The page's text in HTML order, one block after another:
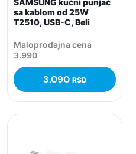
SAMSUNG kućni punjač
sa kablom od 25W
T2510, USB-C, Beli
Maloprodajna cena
3.990
3.090 RSD